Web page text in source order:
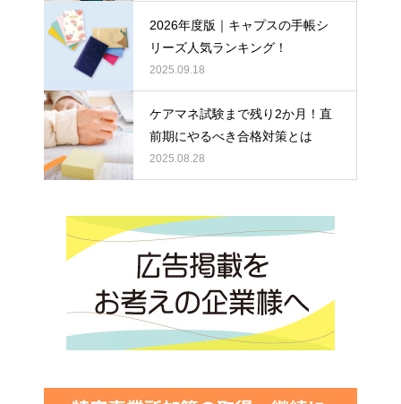
2026年度版｜キャプスの手帳シ
リーズ人気ランキング！
2025.09.18
ケアマネ試験まで残り2か月！直
前期にやるべき合格対策とは
2025.08.28